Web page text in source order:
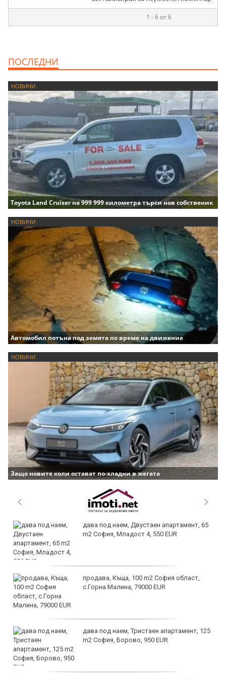
1 - 6 от 6
ПОСЛЕДНИ
НОВИНИ
Toyota Land Cruiser на 999 999 километра търси нов собственик
НОВИНИ
Автомобил потъна под земята по време на движение
НОВИНИ
Защо новите коли остават по-хладни в жегата
дава под наем, Двустаен апартамент, 65
m2 София, Младост 4, 550 EUR
продава, Къща, 100 m2 София област,
с.Горна Малина, 79000 EUR
дава под наем, Тристаен апартамент, 125
m2 София, Борово, 950 EUR